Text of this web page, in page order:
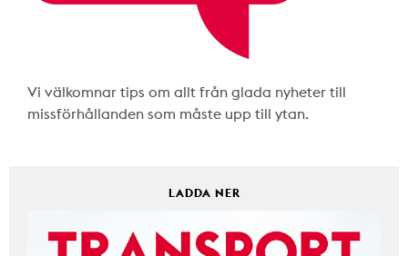
Vi välkomnar tips om allt från glada nyheter till
missförhållanden som måste upp till ytan.
LADDA NER